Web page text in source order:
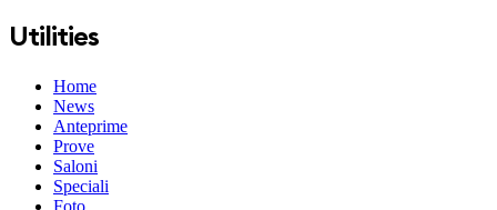
Utilities
Home
News
Anteprime
Prove
Saloni
Speciali
Foto